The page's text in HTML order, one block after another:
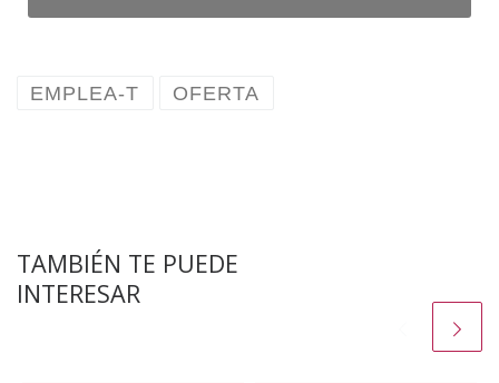
EMPLEA-T OFERTA
TAMBIÉN TE PUEDE
INTERESAR